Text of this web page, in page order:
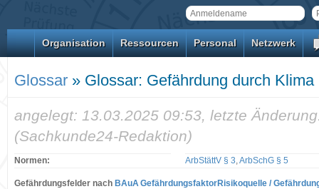
Organisation Ressourcen Personal Netzwerk
Glossar » Glossar: Gefährdung durch Klima
angelegt: 13.03.2025 09:53, letzte
(Sachkunde24-Redaktion)
Normen: ArbStättV § 3,ArbSchG § 5
Gefährdungsfelder nach BAuAGefährdungsfaktorRisikoquelle /